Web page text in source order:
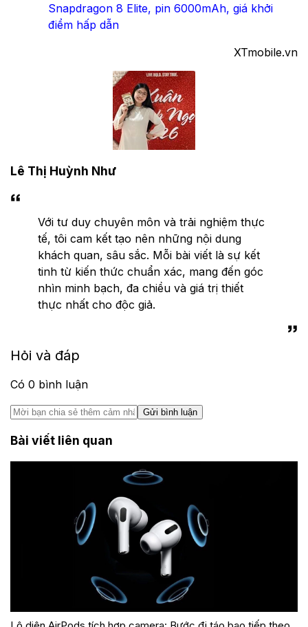
Snapdragon 8 Elite, pin 6000mAh, giá khởi
điểm hấp dẫn
XTmobile.vn
Lê Thị Huỳnh Như
Với tư duy chuyên môn và trải nghiệm thực
tế, tôi cam kết tạo nên những nội dung
khách quan, sâu sắc. Mỗi bài viết là sự kết
tinh từ kiến thức chuẩn xác, mang đến góc
nhìn minh bạch, đa chiều và giá trị thiết
thực nhất cho độc giả.
Hỏi và đáp
Có 0 bình luận
Gửi bình luận
Bài viết liên quan